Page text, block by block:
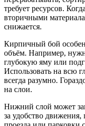
требует ресурсов.
вторичными
снижается.
Кирпичный бой
объём. Например,
глубокую яму или
Использовать на всю
всегда разумно.
на слои.
Нижний слой может
за удобство